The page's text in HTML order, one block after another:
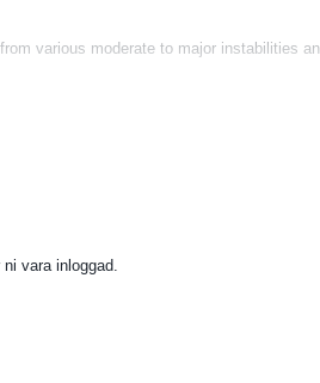
various moderate to major instabilities
shoes
lateral stability
compression support
vara inloggad.